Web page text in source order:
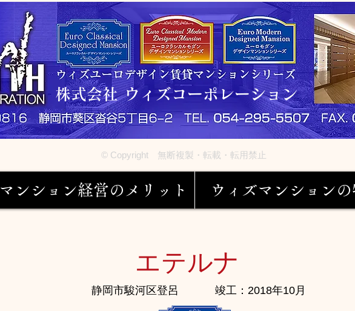
株式会社 ウィズコーポレーション
© Copyright 無断複製・転載・転用禁止
マンション経営のメリット ウィズマンション
エテルナ
静岡市駿河区登呂 竣工：2018年10月